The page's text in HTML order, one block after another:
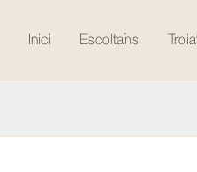
Inici Escolta’ns